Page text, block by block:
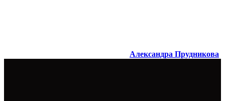
Александра Прудникова